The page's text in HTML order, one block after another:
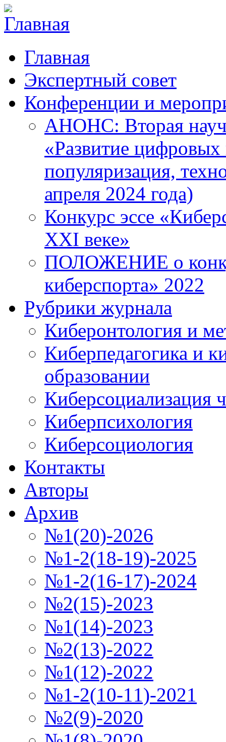
Главная
Экспертный совет
Конференции и
АНОНС: Вторая
«Развитие цифровых
популяризация,
апреля 2024 года)
Конкурс эссе
XXI веке»
ПОЛОЖЕНИЕ о
киберспорта» 2022
Рубрики журнала
Киберонтология и
Киберпедагогика и
образовании
Киберсоциализация
Киберпсихология
Киберсоциология
Контакты
Авторы
Архив
№1(20)-2026
№1-2(18-19)-2025
№1-2(16-17)-2024
№2(15)-2023
№1(14)-2023
№2(13)-2022
№1(12)-2022
№1-2(10-11)-2021
№2(9)-2020